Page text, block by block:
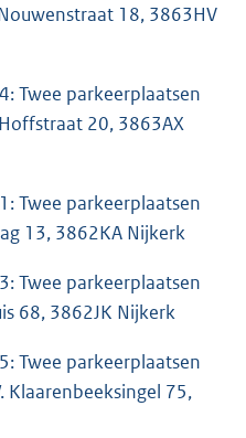
18, 3863HV
Twee parkeerplaatsen
20, 3863AX
Twee parkeerplaatsen
13, 3862KA Nijkerk
Twee parkeerplaatsen
68, 3862JK Nijkerk
Twee parkeerplaatsen
Klaarenbeeksingel 75,